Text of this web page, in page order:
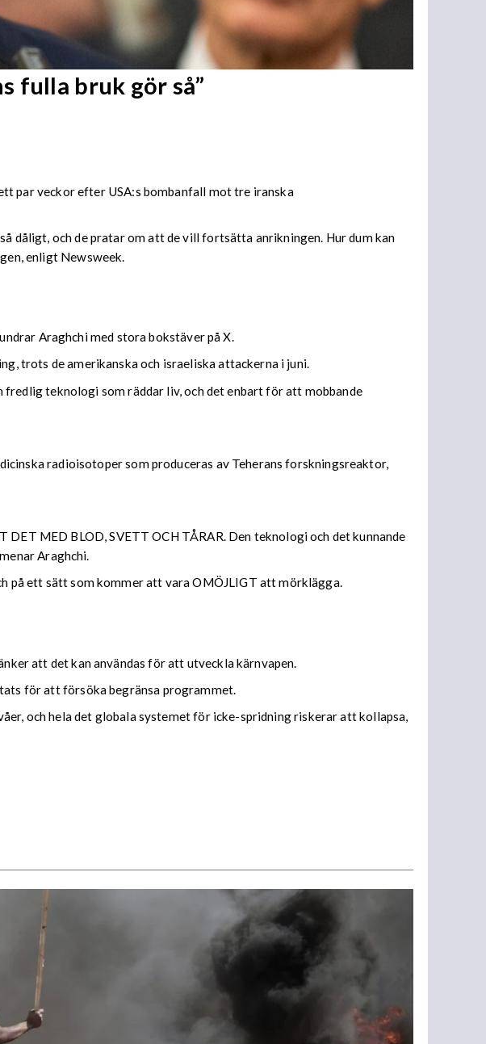
fulla bruk gör så”
par veckor efter USA:s bombanfall mot tre iranska
dåligt, och de pratar om att de vill fortsätta anrikningen. Hur dum kan
enligt Newsweek.
Araghchi med stora bokstäver på X.
trots de amerikanska och israeliska attackerna i juni.
teknologi som räddar liv, och det enbart för att mobbande
radioisotoper som produceras av Teherans forskningsreaktor,
MED BLOD, SVETT OCH TÅRAR. Den teknologi och det kunnande
Araghchi.
på ett sätt som kommer att vara OMÖJLIGT att mörklägga.
att det kan användas för att utveckla kärnvapen.
för att försöka begränsa programmet.
och hela det globala systemet för icke-spridning riskerar att kollapsa,